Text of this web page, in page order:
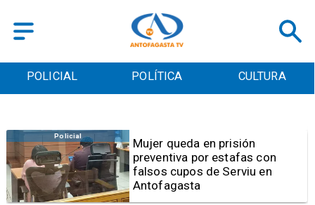
POLICIAL POLÍTICA CULTURA
Videos
Video | Choferes del
TransAntofagasta piden
sistema mixto de pago